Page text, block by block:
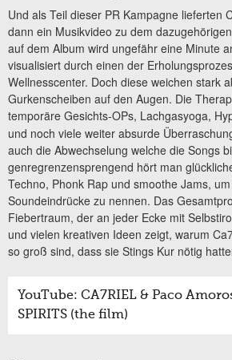
Und als Teil dieser PR Kampagne lieferten
dann ein Musikvideo zu dem
auf dem Album wird ungefähr eine Minute
visualisiert durch einen der
Wellnesscenter. Doch diese weichen stark
Gurkenscheiben auf den Augen. Die
temporäre Gesichts-OPs, Lachgasyoga,
und noch viele weiter absurde
auch die Abwechselung welche die Songs
genregrenzensprengend hört man
Techno, Phonk Rap und smoothe Jams,
Soundeindrücke zu nennen. Das
Fiebertraum, der an jeder Ecke mit
und vielen kreativen Ideen zeigt, warum
so groß sind, dass sie Stings Kur nötig
YouTube: CA7RIEL & Paco
SPIRITS (the film)